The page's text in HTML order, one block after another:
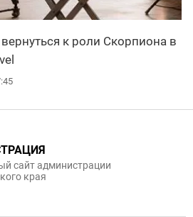
к роли Скорпиона в
сайт администрации
края